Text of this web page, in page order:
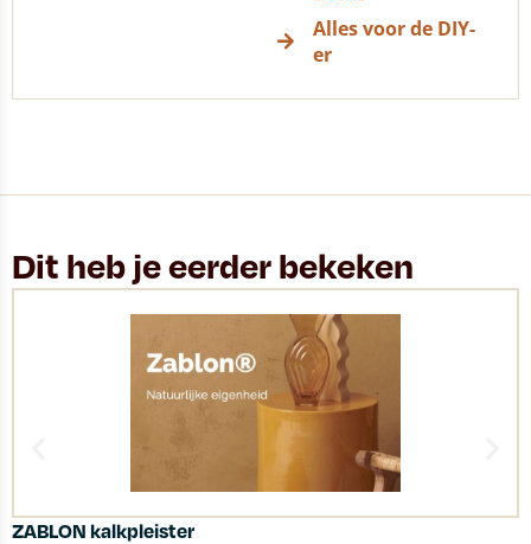
Alles voor de DIY-
er
Dit heb je eerder bekeken
ZABLON kalkpleister